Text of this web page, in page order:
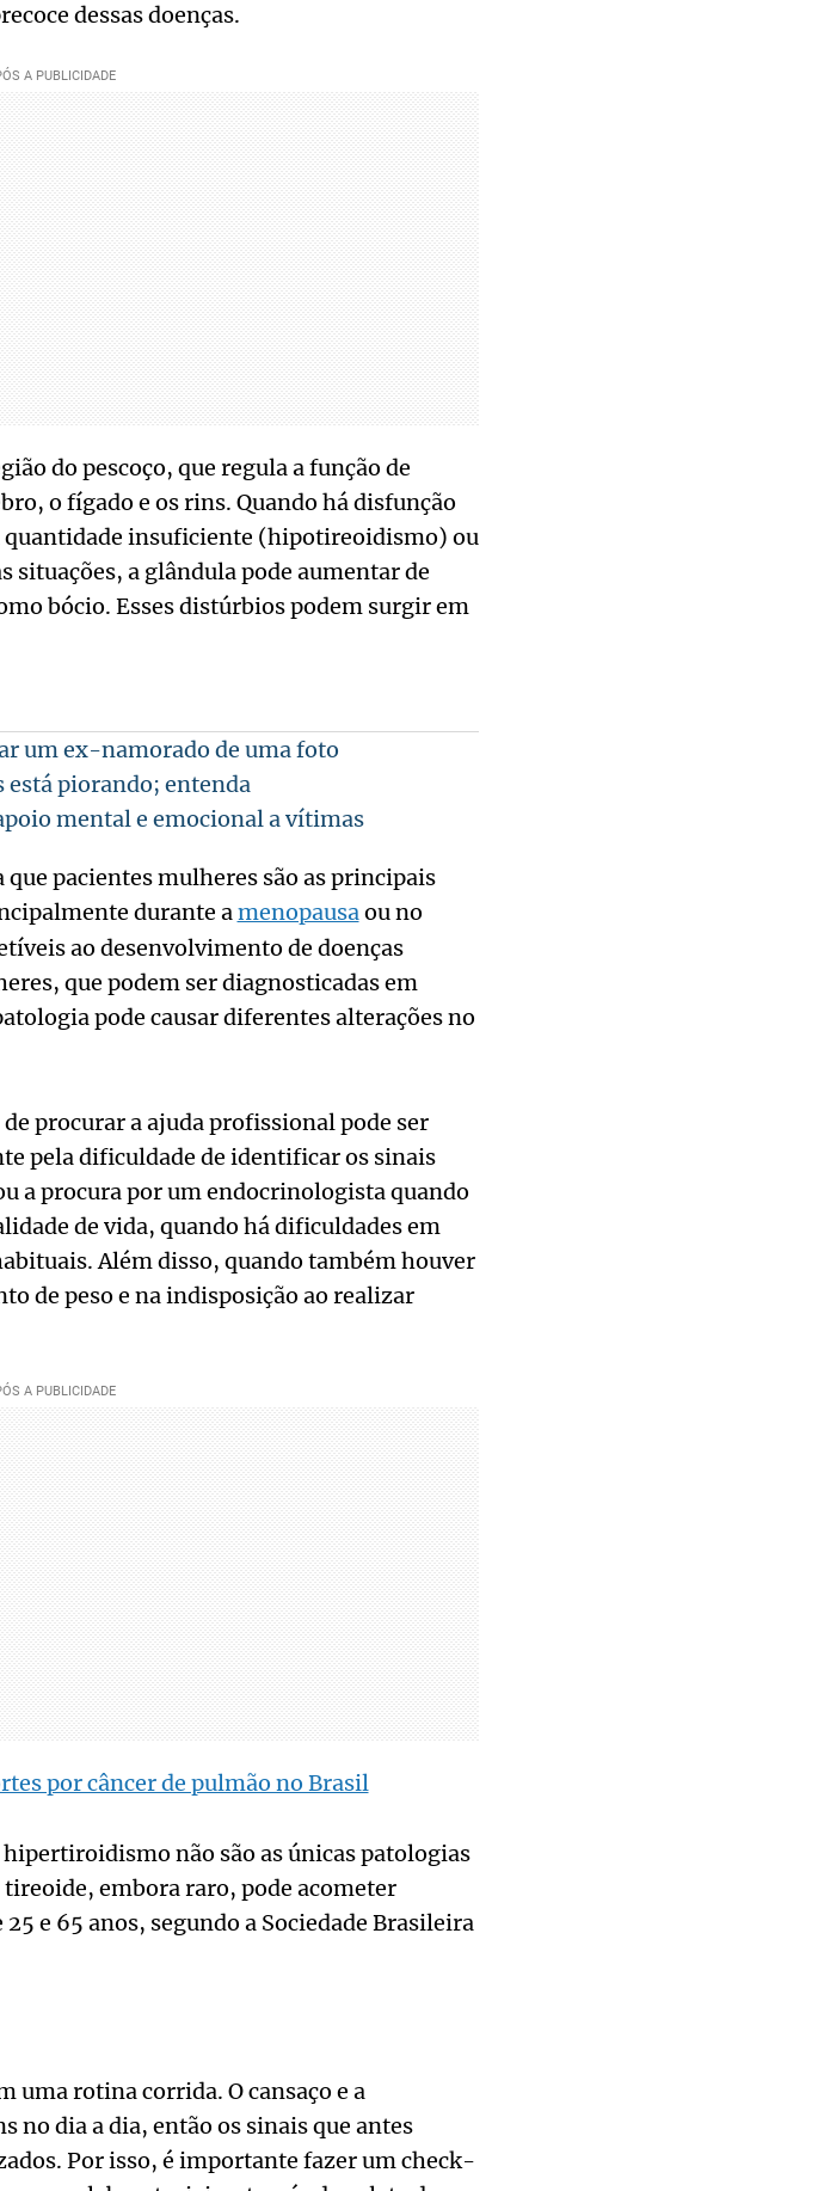
dessas doenças.
do pescoço, que regula a função de
o fígado e os rins. Quando há disfunção
insuficiente (hipotireoidismo) ou
a glândula pode aumentar de
bócio. Esses distúrbios podem surgir em
um ex-namorado de uma foto
está piorando; entenda
mental e emocional a vítimas
pacientes mulheres são as principais
durante amenopausaou no
ao desenvolvimento de doenças
que podem ser diagnosticadas em
pode causar diferentes alterações no
procurar a ajuda profissional pode ser
pela dificuldade de identificar os sinais
a procura por um endocrinologista quando
de vida, quando há dificuldades em
Além disso, quando também houver
de peso e na indisposição ao realizar
por câncer de pulmão no Brasil
não são as únicas patologias
embora raro, pode acometer
e 65 anos, segundo a Sociedade Brasileira
uma rotina corrida. O cansaço e a
no dia a dia, então os sinais que antes
Por isso, é importante fazer um check-